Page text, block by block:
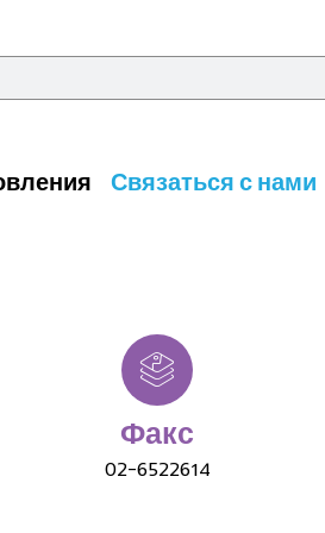
Связаться с нами
Факс
02-6522614